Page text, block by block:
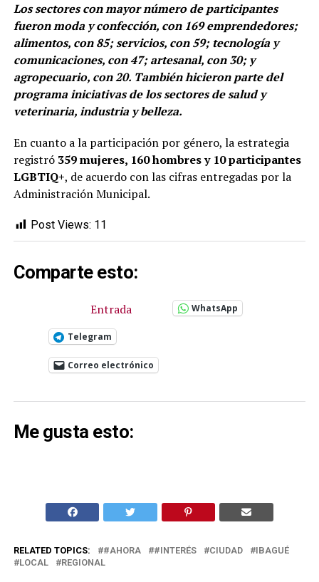
Los sectores con mayor número de participantes
fueron moda y confección, con 169 emprendedores;
alimentos, con 85; servicios, con 59; tecnología y
comunicaciones, con 47; artesanal, con 30; y
agropecuario, con 20. También hicieron parte del
programa iniciativas de los sectores de salud y
veterinaria, industria y belleza.
En cuanto a la participación por género, la estrategia
registró 359 mujeres, 160 hombres y 10 participantes
LGBTIQ+, de acuerdo con las cifras entregadas por la
Administración Municipal.
Post Views: 11
Comparte esto:
Entrada WhatsApp
Telegram
Correo electrónico
Me gusta esto:
RELATED TOPICS: #AHORA #INTERÉS CIUDAD
IBAGUÉ
LOCAL
REGIONAL